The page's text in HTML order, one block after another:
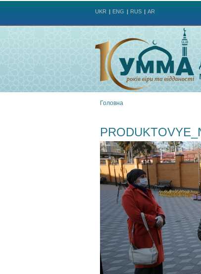
UKR ENG RUS AR
є
тут
Головна